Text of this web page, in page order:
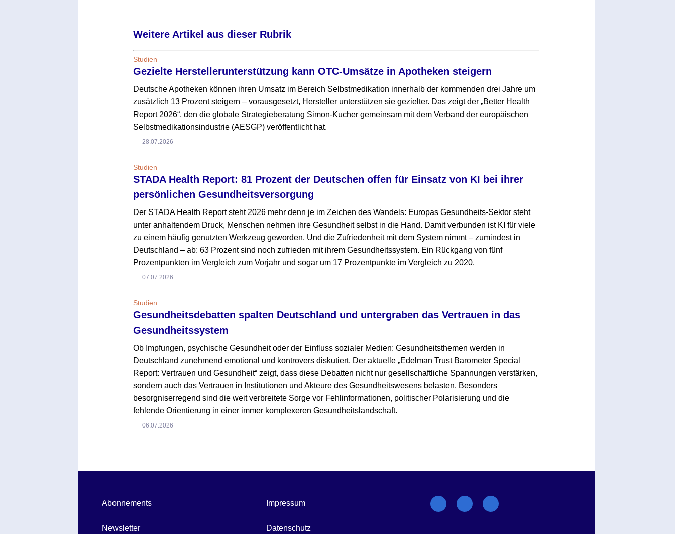
Weitere Artikel aus dieser Rubrik
Studien
Gezielte Herstellerunterstützung kann OTC-Umsätze in Apotheken steigern
Deutsche Apotheken können ihren Umsatz im Bereich Selbstmedikation innerhalb der kommenden drei Jahre um
zusätzlich 13 Prozent steigern – vorausgesetzt, Hersteller unterstützen sie gezielter. Das zeigt der „Better Health
Report 2026“, den die globale Strategieberatung Simon-Kucher gemeinsam mit dem Verband der europäischen
Selbstmedikationsindustrie (AESGP) veröffentlicht hat.
28.07.2026
Studien
STADA Health Report: 81 Prozent der Deutschen offen für Einsatz von KI bei ihrer
persönlichen Gesundheitsversorgung
Der STADA Health Report steht 2026 mehr denn je im Zeichen des Wandels: Europas Gesundheits-Sektor steht
unter anhaltendem Druck, Menschen nehmen ihre Gesundheit selbst in die Hand. Damit verbunden ist KI für viele
zu einem häufig genutzten Werkzeug geworden. Und die Zufriedenheit mit dem System nimmt – zumindest in
Deutschland – ab: 63 Prozent sind noch zufrieden mit ihrem Gesundheitssystem. Ein Rückgang von fünf
Prozentpunkten im Vergleich zum Vorjahr und sogar um 17 Prozentpunkte im Vergleich zu 2020.
07.07.2026
Studien
Gesundheitsdebatten spalten Deutschland und untergraben das Vertrauen in das
Gesundheitssystem
Ob Impfungen, psychische Gesundheit oder der Einfluss sozialer Medien: Gesundheitsthemen werden in
Deutschland zunehmend emotional und kontrovers diskutiert. Der aktuelle „Edelman Trust Barometer Special
Report: Vertrauen und Gesundheit“ zeigt, dass diese Debatten nicht nur gesellschaftliche Spannungen verstärken,
sondern auch das Vertrauen in Institutionen und Akteure des Gesundheitswesens belasten. Besonders
besorgniserregend sind die weit verbreitete Sorge vor Fehlinformationen, politischer Polarisierung und die
fehlende Orientierung in einer immer komplexeren Gesundheitslandschaft.
06.07.2026
Abonnements
Newsletter
Impressum
Datenschutz